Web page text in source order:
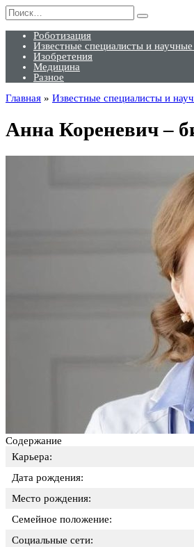
Перейти
к
содержанию
Search
for:
Роботизация
Известные специалисты и научные
Изобретения
Медицина
Разное
Главная » Известные специалисты и
Анна Кореневич –
Содержание
Карьера:
Дата рождения:
Место рождения:
Семейное положение:
Социальные сети: